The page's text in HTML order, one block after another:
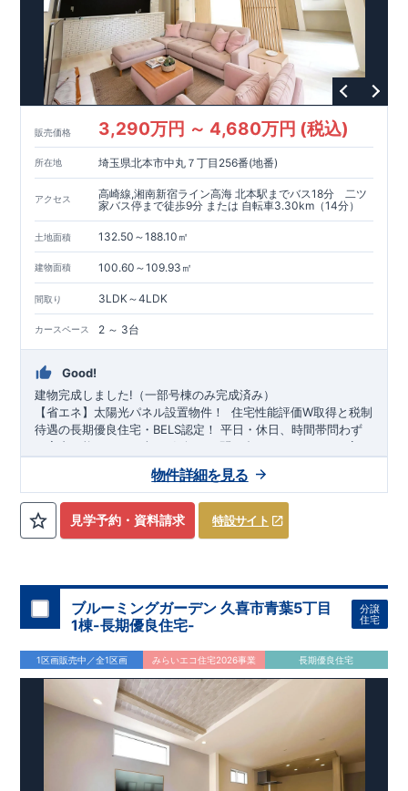
販売価格 3,290万円 ～ 4,680万円 (税込)
所在地 埼玉県北本市中丸７丁目256番(地番)
アクセス
高崎線,湘南新宿ライン高海 北本駅までバス18分 二ツ
家バス停まで徒歩9分 または 自転車3.30km（14分）
土地面積 132.50～188.10㎡
建物面積 100.60～109.93㎡
間取り 3LDK～4LDK
カースペース 2 ～ 3台
Good!
建物完成しました! （一部号棟のみ完成済み）
【省エネ】太陽光パネル設置物件！
​住宅性能評価W取得と税制
待遇の長期優良住宅・BELS認定！ 平日・休日、時間帯問わず
ご案内可能です!
まずはお気軽にお問い合わせください!
JR高崎
◎物件のポイント 敷地は、 40坪～
は『2～3台』!
小学校、保育園、スーパー、コンビニ、クリニックなど
分
以内 ◆収納も沢山あります！
（号棟による） ​◆こだわりの内装！ ・LDKは空間演出した折
り上げ天井
・開放感のある
『アイランド風オープンキッチン』
・2階の主寝室は、仕切れる『主寝室可変型』タイプです
・勉
強や仕事に便利な空間『テレワークスペース』
・客室間や布団を敷いて寝室など用途が幅広い『和室』（号棟
による）​​・カウンターの下に足を入れられて掘りごたつ風に使
え、テレワークやお子様の勉強スペースに最適な
ップ』
（号棟による）​◆便利な設備！ ・掃除に便利な
コニー水栓』 ・雨の日でも洗濯物が干せる
雨時や花粉の時期のお洗濯も安心
『浴室乾燥暖房機』
https://www.e-blooming.com/bukken/20075010/
見学予約・資料請求 特設サイト
物件詳細を見る
ブルーミングガーデン 久喜市青葉5丁目
1棟-長期優良住宅-
分譲
住宅
1区画販売中／全1区画 みらいエコ住宅2026事業 長期優良住宅